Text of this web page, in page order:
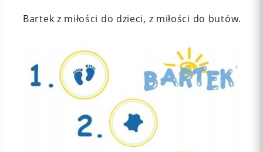
Bartek z miłości do dzieci, z miłości do butów.